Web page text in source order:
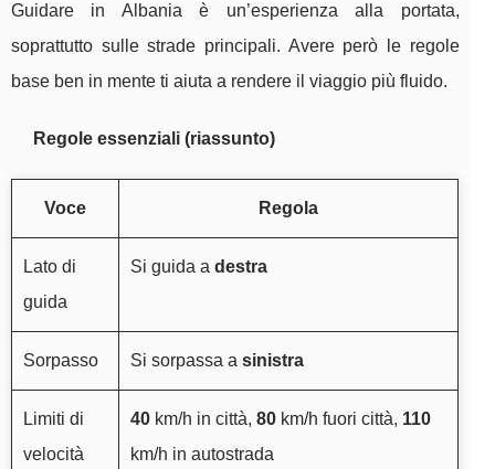
Guidare in Albania è un’esperienza alla portata,
soprattutto sulle strade principali. Avere però le regole
base ben in mente ti aiuta a rendere il viaggio più fluido.
Regole essenziali (riassunto)
Voce Regola
Lato di
guida
Si guida a destra
Sorpasso Si sorpassa a sinistra
Limiti di
velocità
40 km/h in città, 80 km/h fuori città, 110
km/h in autostrada